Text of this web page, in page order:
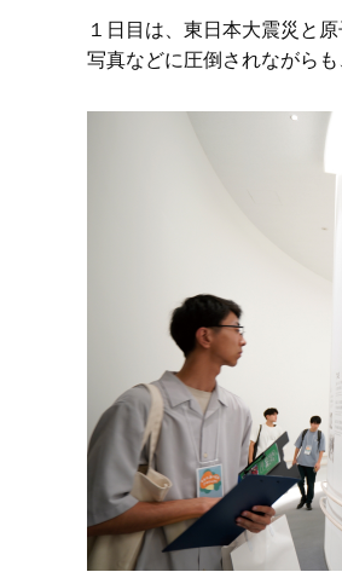
１日目は、東日本大震災と
写真などに圧倒されながら